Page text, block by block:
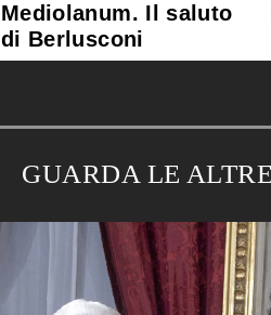
Mediolanum. Il saluto
di Berlusconi
GUARDA LE